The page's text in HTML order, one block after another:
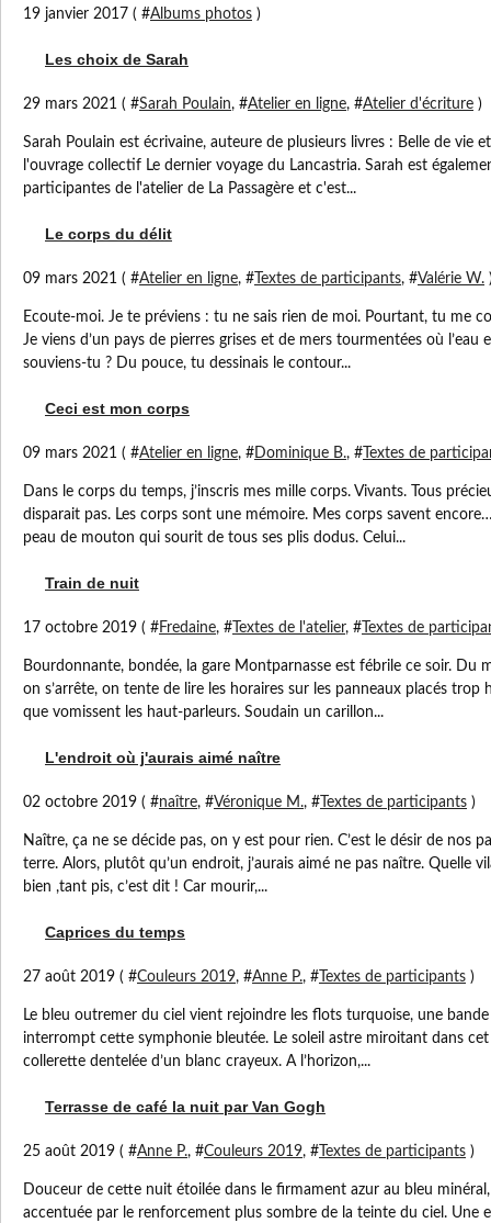
19 janvier 2017 ( #Albums photos )
Les choix de Sarah
29 mars 2021 ( #Sarah Poulain, #Atelier en ligne, #Atelier d'écriture )
Sarah Poulain est écrivaine, auteure de plusieurs livres : Belle de vie
l'ouvrage collectif Le dernier voyage du Lancastria. Sarah est
participantes de l'atelier de La Passagère et c'est...
Le corps du délit
09 mars 2021 ( #Atelier en ligne, # Textes de participants, #Valérie W.
Ecoute-moi. Je te préviens : tu ne sais rien de moi. Pourtant, tu me
Je viens d’un pays de pierres grises et de mers tourmentées où l’eau
souviens-tu ? Du pouce, tu dessinais le contour...
Ceci est mon corps
09 mars 2021 ( #Atelier en ligne, #Dominique B., # Textes de
Dans le corps du temps, j’inscris mes mille corps. Vivants. Tous
disparait pas. Les corps sont une mémoire. Mes corps savent
peau de mouton qui sourit de tous ses plis dodus. Celui...
Train de nuit
17 octobre 2019 ( #Fredaine, # Textes de l'atelier, # Textes de
Bourdonnante, bondée, la gare Montparnasse est fébrile ce soir. Du
on s’arrête, on tente de lire les horaires sur les panneaux placés trop
que vomissent les haut-parleurs. Soudain un carillon...
L'endroit où j'aurais aimé naître
02 octobre 2019 ( #naître, #Véronique M., # Textes de participants )
Naître, ça ne se décide pas, on y est pour rien. C’est le désir de nos
terre. Alors, plutôt qu’un endroit, j’aurais aimé ne pas naître. Quelle
bien ,tant pis, c’est dit ! Car mourir,...
Caprices du temps
27 août 2019 ( #Couleurs 2019, #Anne P., # Textes de participants )
Le bleu outremer du ciel vient rejoindre les flots turquoise, une
interrompt cette symphonie bleutée. Le soleil astre miroitant dans
collerette dentelée d’un blanc crayeux. A l’horizon,...
Terrasse de café la nuit par Van Gogh
25 août 2019 ( #Anne P., #Couleurs 2019, # Textes de participants )
Douceur de cette nuit étoilée dans le firmament azur au bleu
accentuée par le renforcement plus sombre de la teinte du ciel. Une